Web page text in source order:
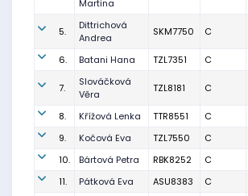
Martina
5.
Dittrichová
Andrea
SKM7750 C
6. Batani Hana TZL7351 C
7.
Slováčková
Věra
TZL8181 C
8. Křížová Lenka TTR8551 C
9.
Kočová Eva TZL7550 C
10.
Bártová Petra RBK8252 C
11.
Pátková Eva ASU8383 C